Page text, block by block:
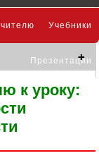
Учебники
Презентации
к уроку: